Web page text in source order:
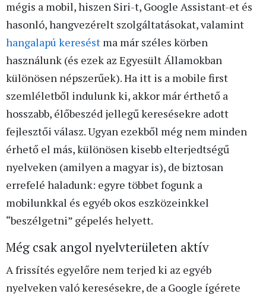
mégis a mobil, hiszen Siri-t, Google Assistant-et és
hasonló, hangvezérelt szolgáltatásokat, valamint
hangalapú keresést ma már széles körben
használunk (és ezek az Egyesült Államokban
különösen népszerűek). Ha itt is a mobile first
szemléletből indulunk ki, akkor már érthető a
hosszabb, élőbeszéd jellegű keresésekre adott
fejlesztői válasz. Ugyan ezekből még nem minden
érhető el más, különösen kisebb elterjedtségű
nyelveken (amilyen a magyar is), de biztosan
errefelé haladunk: egyre többet fogunk a
mobilunkkal és egyéb okos eszközeinkkel
“beszélgetni” gépelés helyett.
Még csak angol nyelvterületen aktív
A frissítés egyelőre nem terjed ki az egyéb
nyelveken való keresésekre, de a Google ígérete